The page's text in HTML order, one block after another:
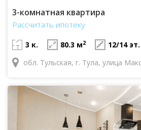
3-комнатная квартира
Рассчитать ипотеку
3 к. 80.3 м2
12/14 эт.
обл. Тульская, г. Тула, улица